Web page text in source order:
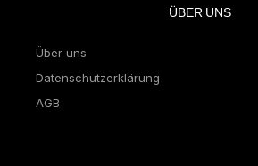
ÜBER UNS
Über uns
Datenschutzerklärung
AGB